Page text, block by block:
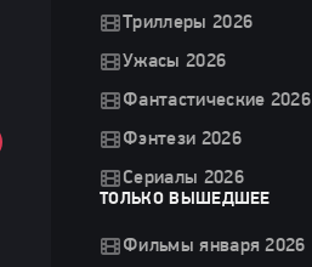
Триллеры 2026
Ужасы 2026
Фантастические 2026
Фэнтези 2026
Сериалы 2026
ТОЛЬКО ВЫШЕДШЕЕ
Фильмы января 2026